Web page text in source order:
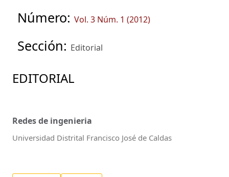
Número: Vol. 3 Núm. 1 (2012)
Sección: Editorial
EDITORIAL
Redes de ingenieria
Universidad Distrital Francisco José de Caldas